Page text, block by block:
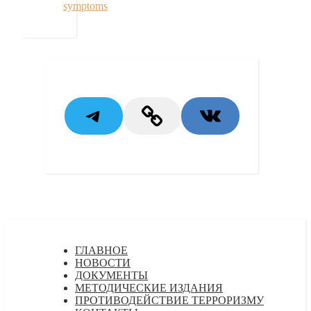
symptoms
TelegramLink VK
ГЛАВНОЕ
НОВОСТИ
ДОКУМЕНТЫ
МЕТОДИЧЕСКИЕ ИЗДАНИЯ
ПРОТИВОДЕЙСТВИЕ ТЕРРОРИЗМУ